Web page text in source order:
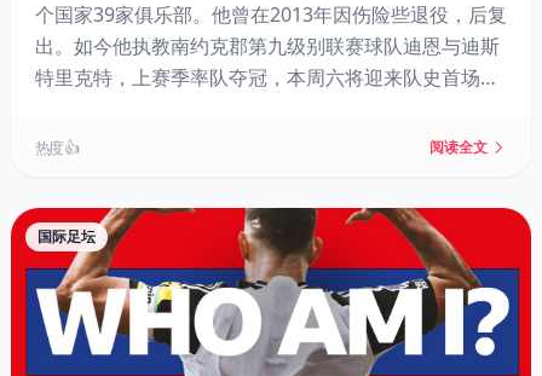
个国家39家俱乐部。他曾在2013年因伤险些退役，后复
出。如今他执教南约克郡第九级别联赛球队迪恩与迪斯
特里克特，上赛季率队夺冠，本周六将迎来队史首场足
为传道者。
热度 👍 阅读全文
国际足坛